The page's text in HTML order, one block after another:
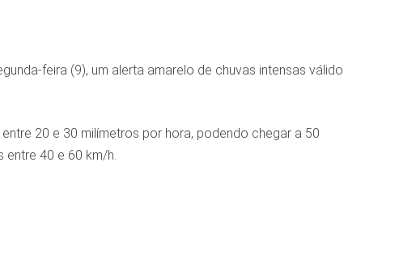
feira (9), um alerta amarelo de chuvas intensas válido
20 e 30 milímetros por hora, podendo chegar a 50
entre 40 e 60 km/h.